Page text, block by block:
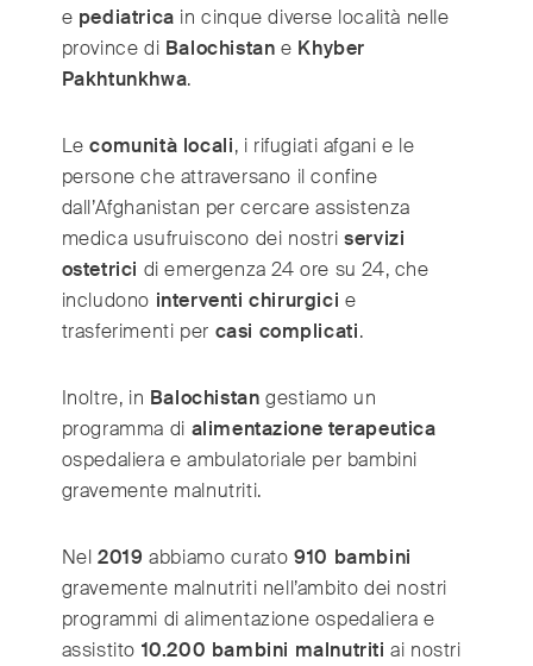
e pediatrica in cinque diverse località nelle
province di Balochistan e Khyber
Pakhtunkhwa.
Le comunità locali, i rifugiati afgani e le
persone che attraversano il confine
dall’Afghanistan per cercare assistenza
medica usufruiscono dei nostriservizi
ostetrici di emergenza 24 ore su 24, che
includono interventi chirurgici e
trasferimenti per casi complicati.
Inoltre, in Balochistan gestiamo un
programma di alimentazione terapeutica
ospedaliera e ambulatoriale per bambini
gravemente malnutriti.
Nel2019 abbiamo curato910 bambini
gravemente malnutriti nell’ambito dei nostri
programmi di alimentazione ospedaliera e
assistito 10.200 bambini malnutriti ai nostri
Czech Republic (Česky/English)
Denmark (Dansk)
France (Français)
(ελληνικά)
Hong Kong
India (English)
Ireland (English)
Italy (Italiano)
Japan (日本語)
Mexico (Español)
Myanmar (English/ မြန်မာစာ)
Netherlands (Nederlands)
Russia (Русский)
South Africa (English)
South East Asia (汉语/English)
South Korea (한국어)